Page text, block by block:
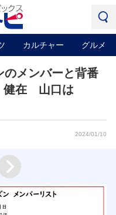
カルチャー グルメ
のメンバーと背番
健在 山口は
2024/01/10